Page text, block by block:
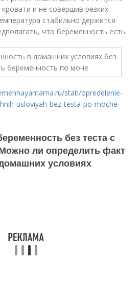
и не совершив резких
стабильно держится
что беременность есть.
stati/opredelenie-
usloviyah-bez-testa-po-moche-
без теста с
ли определить факт
условиях